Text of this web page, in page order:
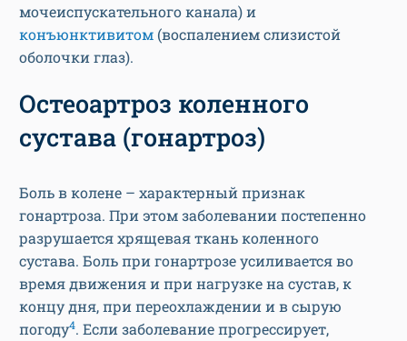
мочеиспускательного канала) и
конъюнктивитом (воспалением слизистой
оболочки глаз).
Остеоартроз коленного
сустава (гонартроз)
Боль в колене – характерный признак
гонартроза. При этом заболевании постепенно
разрушается хрящевая ткань коленного
сустава. Боль при гонартрозе усиливается во
время движения и при нагрузке на сустав, к
концу дня, при переохлаждении и в сырую
погоду4. Если заболевание прогрессирует,